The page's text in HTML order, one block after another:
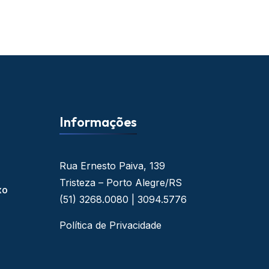
Informações
Rua Ernesto Paiva, 139
Tristeza – Porto Alegre/RS
(51) 3268.0080 | 3094.5776
Política de Privacidade